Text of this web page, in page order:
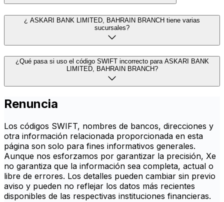
¿ ASKARI BANK LIMITED, BAHRAIN BRANCH tiene varias
sucursales?
¿Qué pasa si uso el código SWIFT incorrecto para ASKARI BANK
LIMITED, BAHRAIN BRANCH?
Renuncia
Los códigos SWIFT, nombres de bancos, direcciones y
otra información relacionada proporcionada en esta
página son solo para fines informativos generales.
Aunque nos esforzamos por garantizar la precisión, Xe
no garantiza que la información sea completa, actual o
libre de errores. Los detalles pueden cambiar sin previo
aviso y pueden no reflejar los datos más recientes
disponibles de las respectivas instituciones financieras.